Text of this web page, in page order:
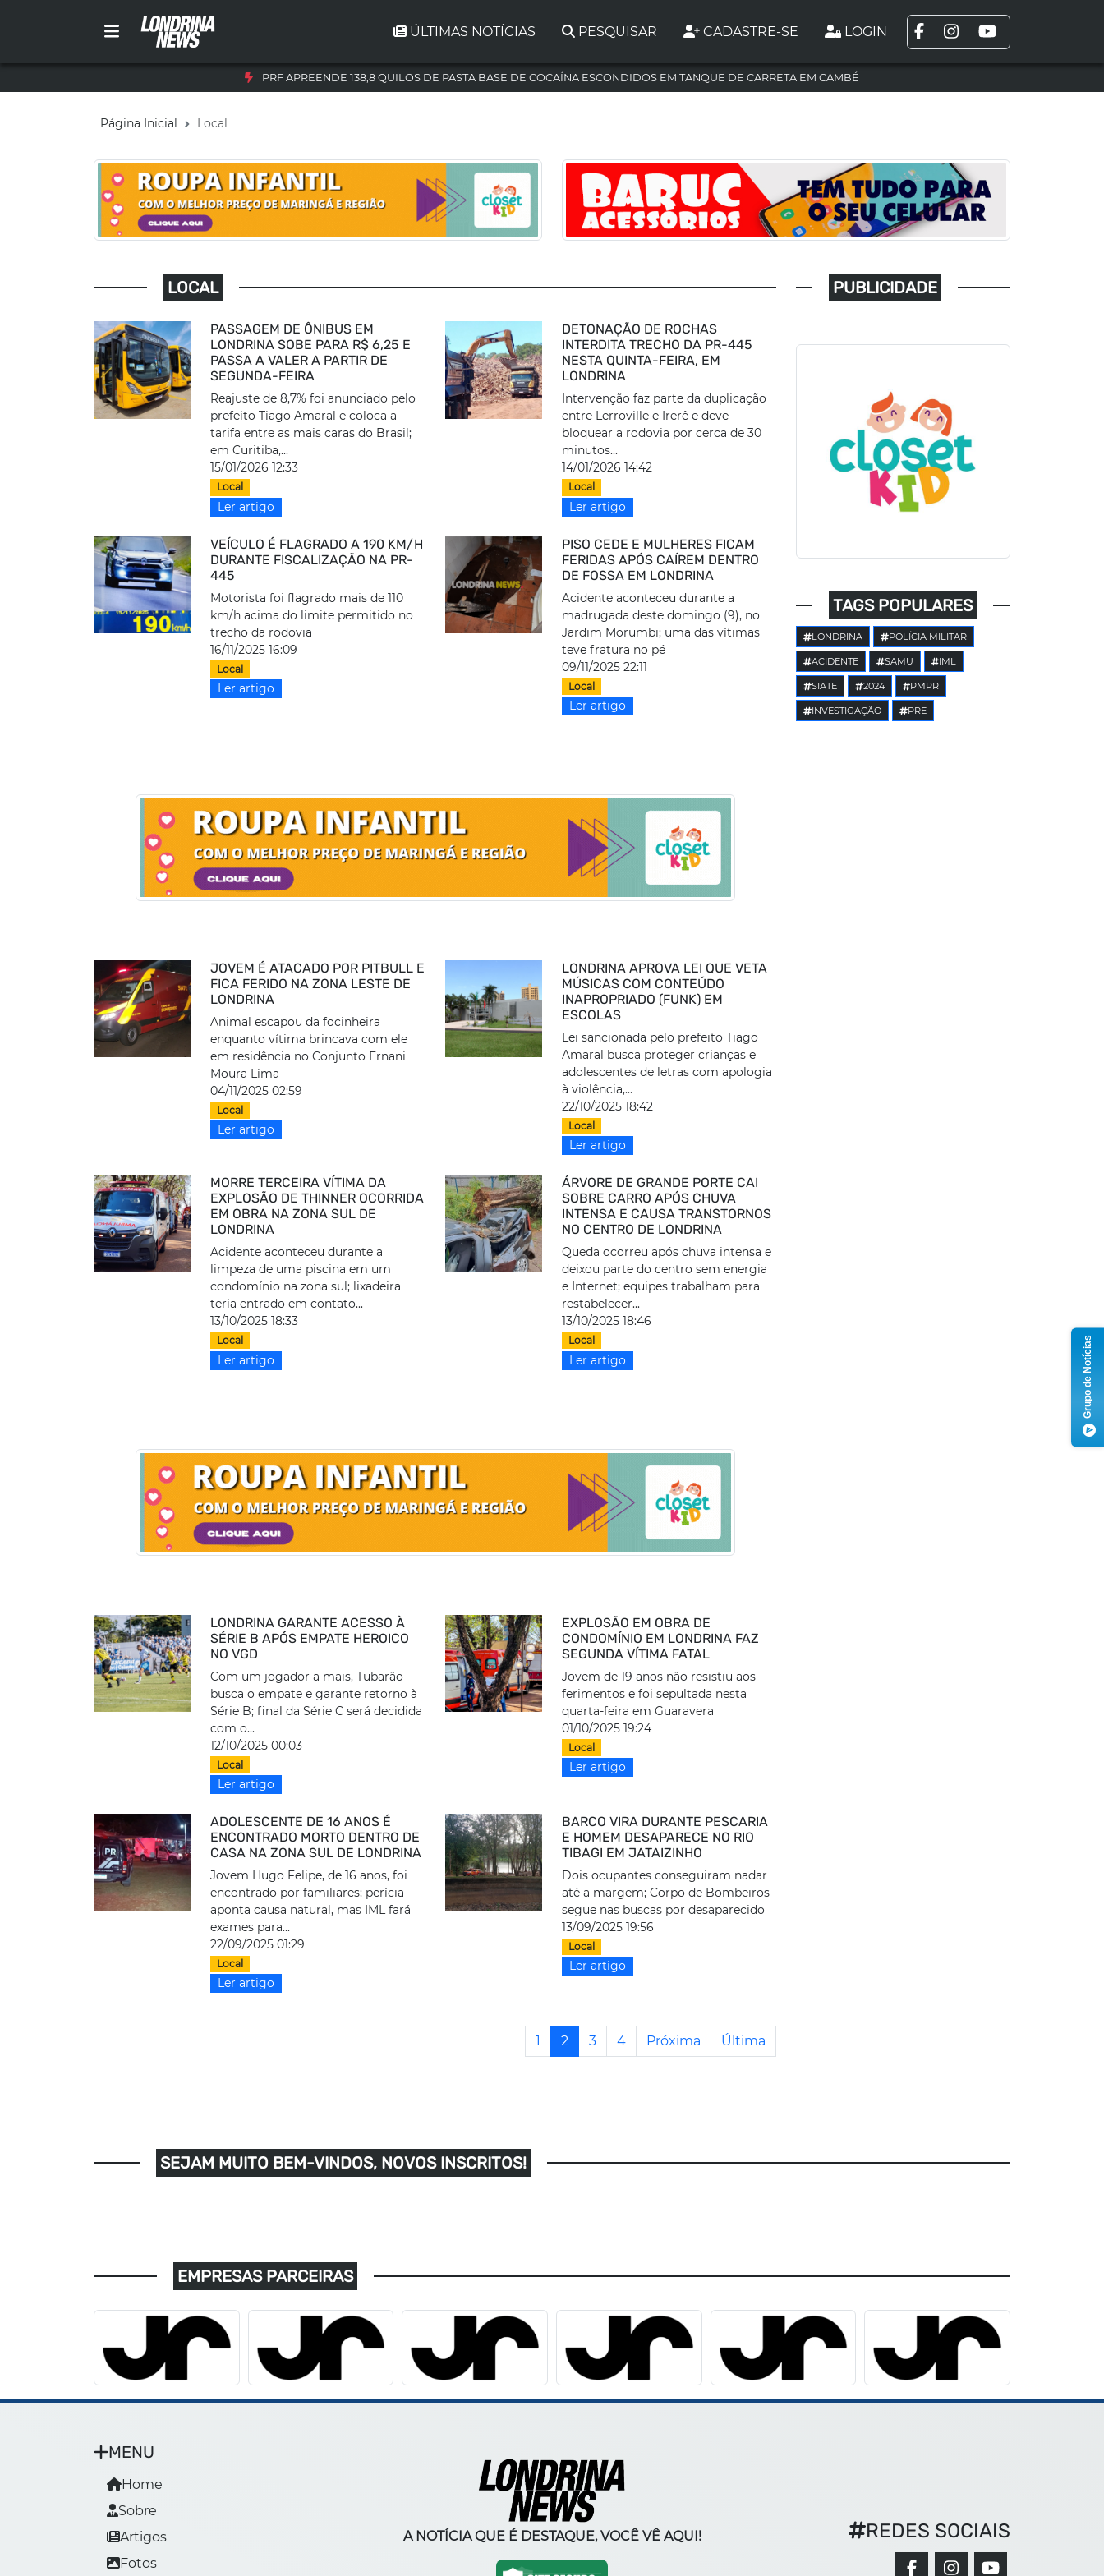
ÚLTIMAS NOTÍCIAS PESQUISAR CADASTRE-SE LOGIN
PRF APREENDE 138,8 QUILOS DE PASTA BASE DE COCAÍNA ESCONDIDOS EM TANQUE DE CARRETA EM CAMBÉ
Página Inicial Local
LOCAL
PASSAGEM DE ÔNIBUS EM
LONDRINA SOBE PARA R$ 6,25 E
PASSA A VALER A PARTIR DE
SEGUNDA-FEIRA
Reajuste de 8,7% foi anunciado pelo
prefeito Tiago Amaral e coloca a
tarifa entre as mais caras do Brasil;
em Curitiba,...
15/01/2026 12:33
Local
Ler artigo
DETONAÇÃO DE ROCHAS
INTERDITA TRECHO DA PR-445
NESTA QUINTA-FEIRA, EM
LONDRINA
Intervenção faz parte da duplicação
entre Lerroville e Irerê e deve
bloquear a rodovia por cerca de 30
minutos...
14/01/2026 14:42
Local
Ler artigo
VEÍCULO É FLAGRADO A 190 KM/H
DURANTE FISCALIZAÇÃO NA PR-
445
Motorista foi flagrado mais de 110
km/h acima do limite permitido no
trecho da rodovia
16/11/2025 16:09
Local
Ler artigo
PISO CEDE E MULHERES FICAM
FERIDAS APÓS CAÍREM DENTRO
DE FOSSA EM LONDRINA
Acidente aconteceu durante a
madrugada deste domingo (9), no
Jardim Morumbi; uma das vítimas
teve fratura no pé
09/11/2025 22:11
Local
Ler artigo
JOVEM É ATACADO POR PITBULL E
FICA FERIDO NA ZONA LESTE DE
LONDRINA
Animal escapou da focinheira
enquanto vítima brincava com ele
em residência no Conjunto Ernani
Moura Lima
04/11/2025 02:59
Local
Ler artigo
LONDRINA APROVA LEI QUE VETA
MÚSICAS COM CONTEÚDO
INAPROPRIADO (FUNK) EM
ESCOLAS
Lei sancionada pelo prefeito Tiago
Amaral busca proteger crianças e
adolescentes de letras com apologia
à violência,...
22/10/2025 18:42
Local
Ler artigo
MORRE TERCEIRA VÍTIMA DA
EXPLOSÃO DE THINNER OCORRIDA
EM OBRA NA ZONA SUL DE
LONDRINA
Acidente aconteceu durante a
limpeza de uma piscina em um
condomínio na zona sul; lixadeira
teria entrado em contato...
13/10/2025 18:33
Local
Ler artigo
ÁRVORE DE GRANDE PORTE CAI
SOBRE CARRO APÓS CHUVA
INTENSA E CAUSA TRANSTORNOS
NO CENTRO DE LONDRINA
Queda ocorreu após chuva intensa e
deixou parte do centro sem energia
e Internet; equipes trabalham para
restabelecer...
13/10/2025 18:46
Local
Ler artigo
LONDRINA GARANTE ACESSO À
SÉRIE B APÓS EMPATE HEROICO
NO VGD
Com um jogador a mais, Tubarão
busca o empate e garante retorno à
Série B; final da Série C será decidida
com o...
12/10/2025 00:03
Local
Ler artigo
EXPLOSÃO EM OBRA DE
CONDOMÍNIO EM LONDRINA FAZ
SEGUNDA VÍTIMA FATAL
Jovem de 19 anos não resistiu aos
ferimentos e foi sepultada nesta
quarta-feira em Guaravera
01/10/2025 19:24
Local
Ler artigo
ADOLESCENTE DE 16 ANOS É
ENCONTRADO MORTO DENTRO DE
CASA NA ZONA SUL DE LONDRINA
Jovem Hugo Felipe, de 16 anos, foi
encontrado por familiares; perícia
aponta causa natural, mas IML fará
exames para...
22/09/2025 01:29
Local
Ler artigo
BARCO VIRA DURANTE PESCARIA
E HOMEM DESAPARECE NO RIO
TIBAGI EM JATAIZINHO
Dois ocupantes conseguiram nadar
até a margem; Corpo de Bombeiros
segue nas buscas por desaparecido
13/09/2025 19:56
Local
Ler artigo
1 2 3 4 Próxima Última
PUBLICIDADE
TAGS POPULARES
LONDRINA POLÍCIA MILITAR
ACIDENTE SAMU IML
SIATE 2024 PMPR
INVESTIGAÇÃO PRE
SEJAM MUITO BEM-VINDOS, NOVOS INSCRITOS!
EMPRESAS PARCEIRAS
A NOTÍCIA QUE É DESTAQUE, VOCÊ VÊ AQUI!
MENU
Home
Sobre
Artigos
Fotos
REDES SOCIAIS
Grupo de Notícias